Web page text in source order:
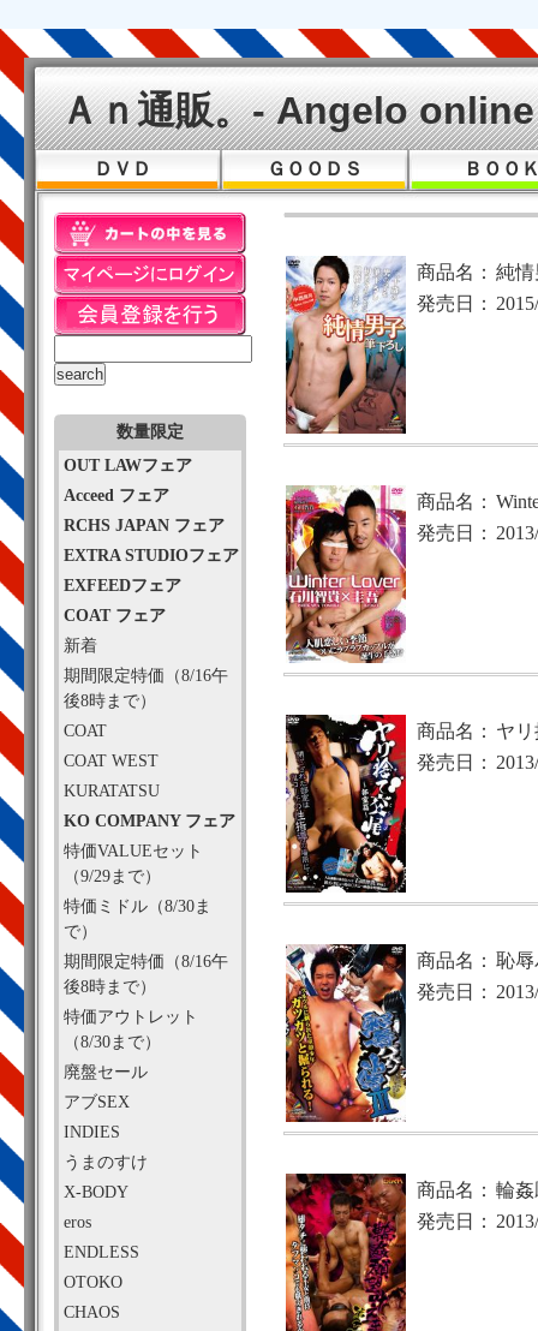
Ａｎ通販。- Angelo
ＤＶＤ ＧＯＯＤＳ ＢＯＯ
数量限定
OUT LAWフェア
Acceed フェア
RCHS JAPAN フェア
EXTRA STUDIOフェア
EXFEEDフェア
COAT フェア
新着
期間限定特価（8/16午
後8時まで）
COAT
COAT WEST
KURATATSU
KO COMPANY フェア
特価VALUEセット
（9/29まで）
特価ミドル（8/30ま
で）
期間限定特価（8/16午
後8時まで）
特価アウトレット
（8/30まで）
廃盤セール
アブSEX
INDIES
うまのすけ
X-BODY
eros
ENDLESS
OTOKO
CHAOS
商品名： 純
発売日：
商品名：
発売日：
商品名： ヤ
発売日：
商品名： 恥
発売日：
商品名： 輪
発売日：